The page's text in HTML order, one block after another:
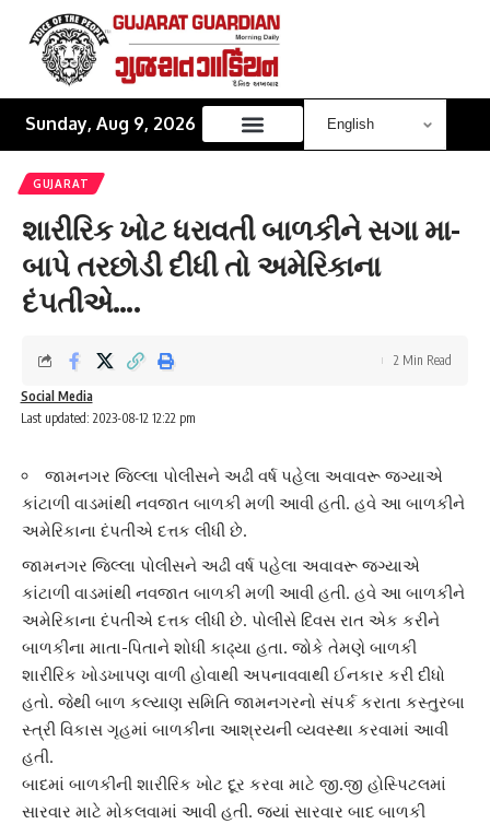
Sunday, Aug 9, 2026
GUJARAT
શારીરિક ખોટ ધરાવતી બાળકીને સગા મા-
બાપે તરછોડી દીધી તો અમેરિકાના
દંપતીએ….
Last updated: 2023-08-12 12:22 pm
Social Media
2 Min Read
જામનગર જિલ્લા પોલીસને અઢી વર્ષ પહેલા અવાવરૂ જગ્યાએ
કાંટાળી વાડમાંથી નવજાત બાળકી મળી આવી હતી. હવે આ બાળકીને
અમેરિકાના દંપતીએ દત્તક લીધી છે.
જામનગર જિલ્લા પોલીસને અઢી વર્ષ પહેલા અવાવરૂ જગ્યાએ
કાંટાળી વાડમાંથી નવજાત બાળકી મળી આવી હતી. હવે આ બાળકીને
અમેરિકાના દંપતીએ દત્તક લીધી છે. પોલીસે દિવસ રાત એક કરીને
બાળકીના માતા-પિતાને શોધી કાઢ્યા હતા. જોકે તેમણે બાળકી
શારીરિક ખોડખાપણ વાળી હોવાથી અપનાવવાથી ઈનકાર કરી દીધો
હતો. જેથી બાળ કલ્યાણ સમિતિ જામનગરનો સંપર્ક કરાતા કસ્તુરબા
સ્ત્રી વિકાસ ગૃહમાં બાળકીના આશ્રયની વ્યવસ્થા કરવામાં આવી
હતી.
બાદમાં બાળકીની શારીરિક ખોટ દૂર કરવા માટે જી.જી હોસ્પિટલમાં
સારવાર માટે મોકલવામાં આવી હતી. જ્યાં સારવાર બાદ બાળકી